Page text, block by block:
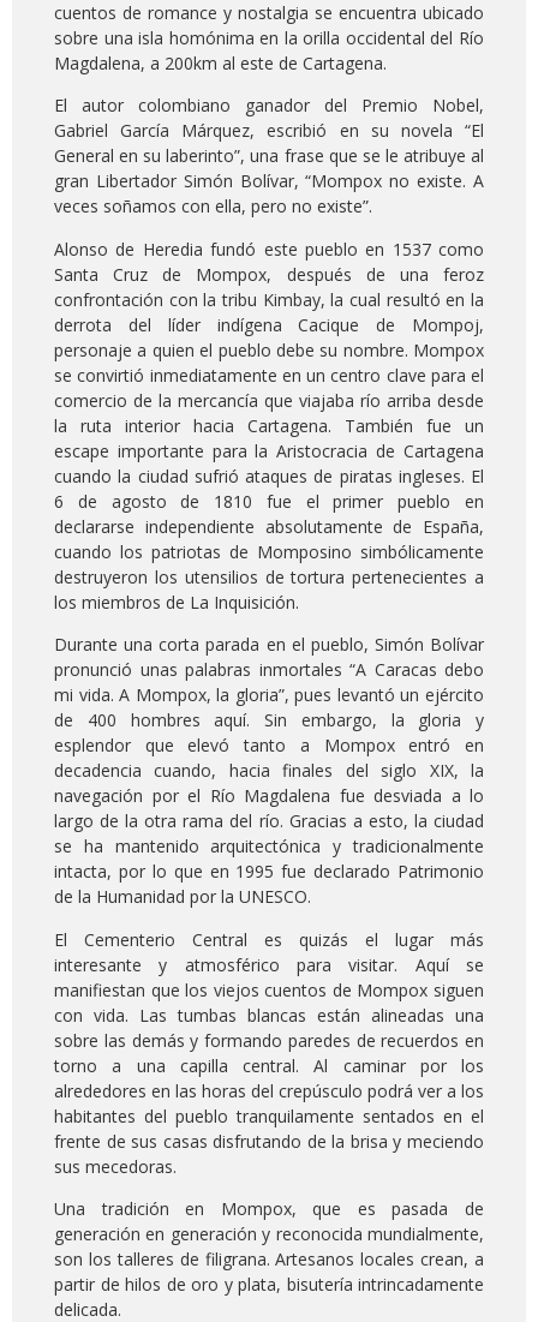
cuentos de romance y nostalgia se encuentra ubicado
sobre una isla homónima en la orilla occidental del Río
Magdalena, a 200km al este de Cartagena.
El autor colombiano ganador del Premio Nobel,
Gabriel García Márquez, escribió en su novela “El
General en su laberinto”, una frase que se le atribuye al
gran Libertador Simón Bolívar, “Mompox no existe. A
veces soñamos con ella, pero no existe”.
Alonso de Heredia fundó este pueblo en 1537 como
Santa Cruz de Mompox, después de una feroz
confrontación con la tribu Kimbay, la cual resultó en la
derrota del líder indígena Cacique de Mompoj,
personaje a quien el pueblo debe su nombre. Mompox
se convirtió inmediatamente en un centro clave para el
comercio de la mercancía que viajaba río arriba desde
la ruta interior hacia Cartagena. También fue un
escape importante para la Aristocracia de Cartagena
cuando la ciudad sufrió ataques de piratas ingleses. El
6 de agosto de 1810 fue el primer pueblo en
declararse independiente absolutamente de España,
cuando los patriotas de Momposino simbólicamente
destruyeron los utensilios de tortura pertenecientes a
los miembros de La Inquisición.
Durante una corta parada en el pueblo, Simón Bolívar
pronunció unas palabras inmortales “A Caracas debo
mi vida. A Mompox, la gloria”, pues levantó un ejército
de 400 hombres aquí. Sin embargo, la gloria y
esplendor que elevó tanto a Mompox entró en
decadencia cuando, hacia finales del siglo XIX, la
navegación por el Río Magdalena fue desviada a lo
largo de la otra rama del río. Gracias a esto, la ciudad
se ha mantenido arquitectónica y tradicionalmente
intacta, por lo que en 1995 fue declarado Patrimonio
de la Humanidad por la UNESCO.
El Cementerio Central es quizás el lugar más
interesante y atmosférico para visitar. Aquí se
manifiestan que los viejos cuentos de Mompox siguen
con vida. Las tumbas blancas están alineadas una
sobre las demás y formando paredes de recuerdos en
torno a una capilla central. Al caminar por los
alrededores en las horas del crepúsculo podrá ver a los
habitantes del pueblo tranquilamente sentados en el
frente de sus casas disfrutando de la brisa y meciendo
sus mecedoras.
Una tradición en Mompox, que es pasada de
generación en generación y reconocida mundialmente,
son los talleres de filigrana. Artesanos locales crean, a
partir de hilos de oro y plata, bisutería intrincadamente
delicada.